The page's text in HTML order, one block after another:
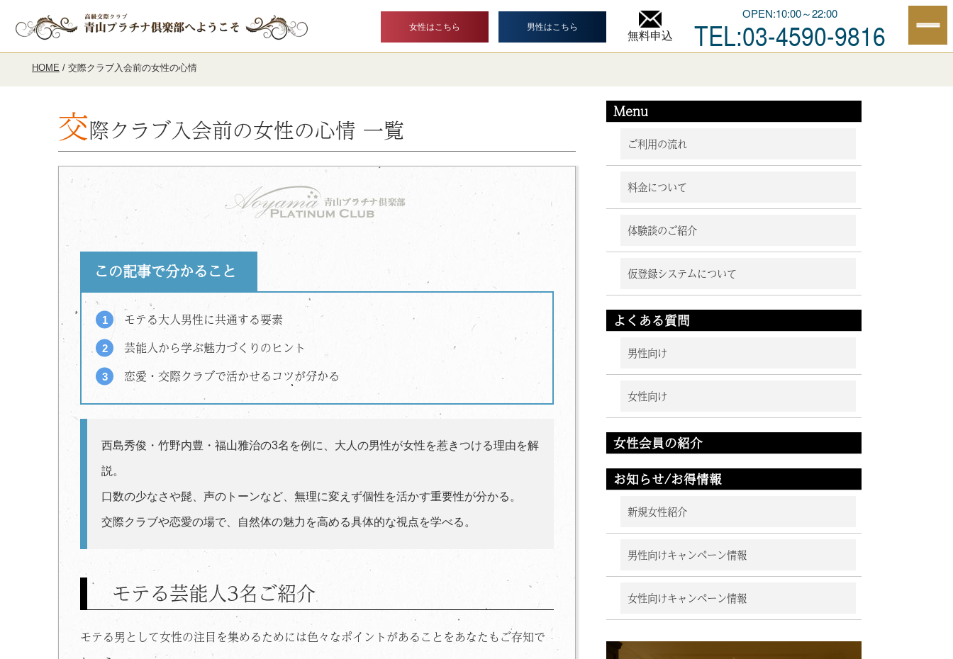
女性はこちら 男性はこちら
無料申込
OPEN:10:00～22:00
TEL:03-4590-9816
HOME / 交際クラブ入会前の女性の心情
交際クラブ入会前の女性の心情 一覧
この記事で分かること
モテる大人男性に共通する要素
芸能人から学ぶ魅力づくりのヒント
恋愛・交際クラブで活かせるコツが分かる
西島秀俊・竹野内豊・福山雅治の3名を例に、大人の男性が女性を惹きつける理由を解
説。
口数の少なさや髭、声のトーンなど、無理に変えず個性を活かす重要性が分かる。
交際クラブや恋愛の場で、自然体の魅力を高める具体的な視点を学べる。
モテる芸能人3名ご紹介
モテる男として女性の注目を集めるためには色々なポイントがあることをあなたもご存知で
Menu
ご利用の流れ
料金について
体験談のご紹介
仮登録システムについて
よくある質問
男性向け
女性向け
女性会員の紹介
お知らせ/お得情報
新規女性紹介
男性向けキャンペーン情報
女性向けキャンペーン情報